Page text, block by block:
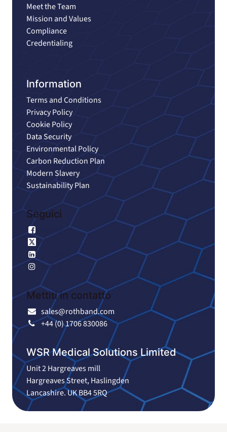
Meet the Team
Mission and Values
Compliance
Credentialing
Information
Terms and Conditions
Privacy Policy
Cookie Policy
Data Security
Environmental Policy
Carbon Reduction Plan
Modern Slavery
Sustainability Plan
Seguici
Facebook
X
LinkedIn
Instagram
Mettiti in contatto
sales@rothband.com
+44 (0) 1706 830086
WSR Medical Solutions Limited
Unit 2 Hargreaves mill
Hargreaves Street, Haslingden
Lancashire. UK BB4 5RQ